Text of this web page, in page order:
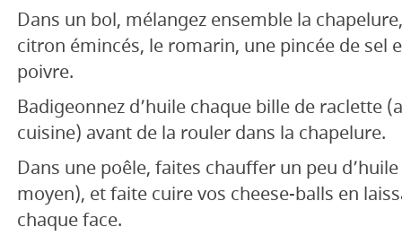
Dans un bol, mélangez ensemble la
citron émincés, le romarin, une pincée de sel
poivre.
Badigeonnez d’huile chaque bille de raclette
cuisine) avant de la rouler dans la chapelure.
Dans une poêle, faites chauffer un peu
moyen), et faite cuire vos cheese-balls en
chaque face.